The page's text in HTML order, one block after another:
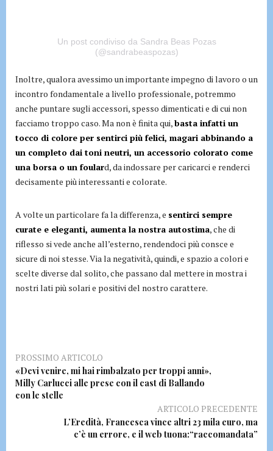
Un post condiviso da Sandra Beas Pozas
(@sandrabeaspozas)
Inoltre, qualora avessimo un importante impegno di lavoro o un
incontro fondamentale a livello professionale, potremmo
anche puntare sugli accessori, spesso dimenticati e di cui non
facciamo troppo caso. Ma non è finita qui,basta infatti un
tocco di colore per sentirci più felici, magari abbinando a
un completo dai toni neutri, un accessorio colorato come
una borsa o un foulard, da indossare per caricarci e renderci
decisamente più interessanti e colorate.
A volte un particolare fa la differenza, e sentirci sempre
curate e eleganti, aumenta la nostra autostima, che di
riflesso si vede anche all’esterno, rendendoci più consce e
sicure di noi stesse. Via la negatività, quindi, e spazio a colori e
scelte diverse dal solito, che passano dal mettere in mostra i
nostri lati più solari e positivi del nostro carattere.
PROSSIMO ARTICOLO
«Devi venire, mi hai rimbalzato per troppi anni»,
Milly Carlucci alle prese con il cast di Ballando
con le stelle
ARTICOLO PRECEDENTE
L’Eredità, Francesca vince altri 23 mila euro, ma
c’è un errore, e il web tuona:“raccomandata”